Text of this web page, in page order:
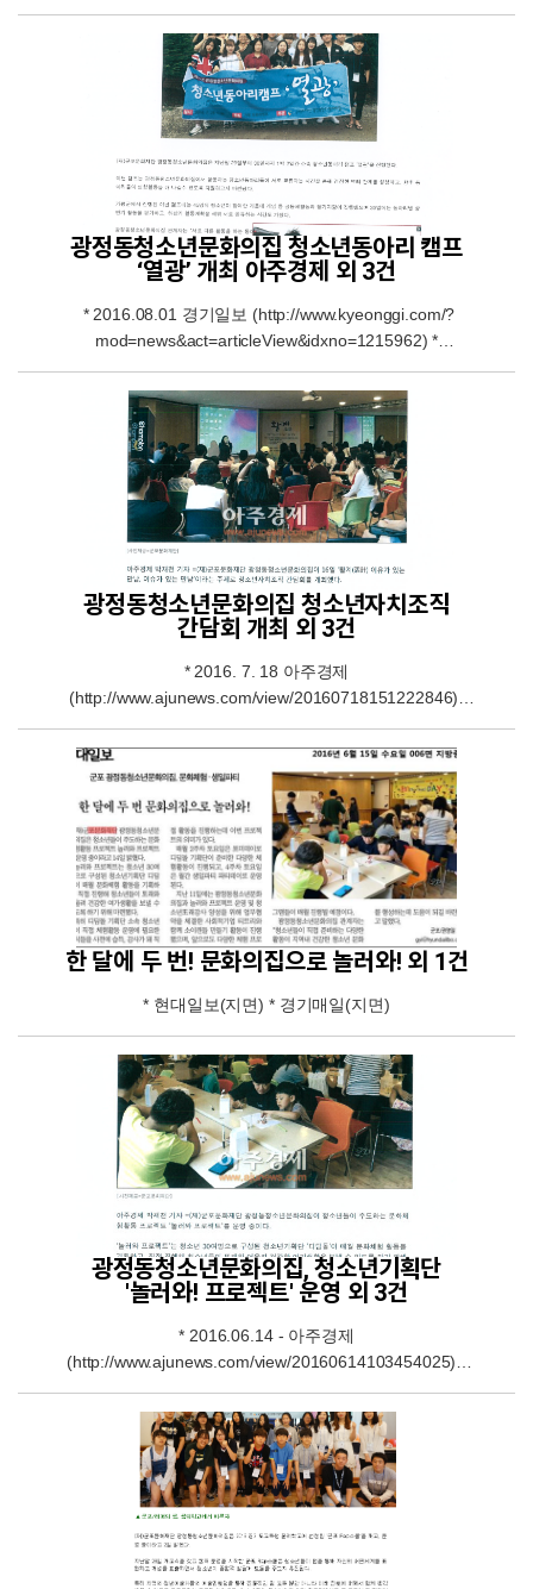
2016.08.08 중부일보(http://www.joongboo.com/?
mod=news&act=articleView&idxno=1094868) *
2016.08.09 아시아일보
(http://www.asiailbo.co.kr/cpDaum/_preView.php/210301
00/217928.s) * 2016.08.08 현대일보(지면)
광정동청소년문화의집 청소년동아리 캠프
‘열광’ 개최 아주경제 외 3건
* 2016.08.01 경기일보 (http://www.kyeonggi.com/?
mod=news&act=articleView&idxno=1215962) *
2016.08.02 경인투데이뉴스
(http://www.ktin.net/h/contentxxx.html?
code=newsbd&idx=238602&hmidx=9) * 2016.08.02 아주
경제
(http://www.ajunews.com/view/20160801105946053) *
2016.08.02 중부일보 (http://www.joongboo.com/?
mod=news&act=articleView&idxno=1093623) *
2016.08.02 현대일보(지면)
광정동청소년문화의집 청소년자치조직
간담회 개최 외 3건
* 2016. 7. 18 아주경제
(http://www.ajunews.com/view/20160718151222846)*
2016. 7. 18 중부일보(http://www.joongboo.com/?
mod=news&act=articleView&idxno=1090298)* 2016. 7.
18 경기매일(http://kgmaeil.net/detail.php?
number=95338)* 2016. 7. 18 경인투데이뉴스
(http://www.ktin.n et/h/contentxxx.html?
code=newsbd&idx=236329&hmidx=9)
한 달에 두 번! 문화의집으로 놀러와! 외 1건
* 현대일보(지면) * 경기매일(지면)
광정동청소년문화의집, 청소년기획단
'놀러와! 프로젝트' 운영 외 3건
* 2016.06.14 - 아주경제
(http://www.ajunews.com/view/20160614103454025) *
2016.06.14 - 중부일보(http://www.joongboo.com/?
mod=news&act=articleView&idxno=1080932) *
2016.06.14 - 매일일보(http://www.m-
i.kr/news/articleView.html?idxno=232508) * 2016.06.14 -
경인투데이뉴스(http://www.ktin.net/h/contentxxx.html?
code=newsbd&idx=231152&hmidx=9)